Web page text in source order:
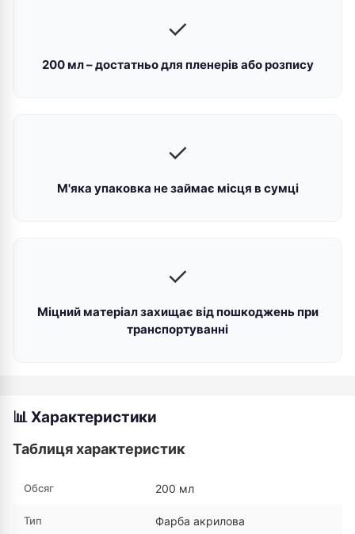
✓
200 мл – достатньо для пленерів або розпису
✓
М'яка упаковка не займає місця в сумці
✓
Міцний матеріал захищає від пошкоджень при
транспортуванні
📊 Характеристики
Таблиця характеристик
Обсяг 200 мл
Тип Фарба акрилова